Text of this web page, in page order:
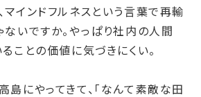
マインドフルネスという言葉で再輸
ないですか。やっぱり社内の人間
ことの価値に気づきにくい。
島にやってきて、「なんて素敵な田